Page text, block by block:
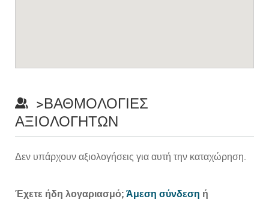
>ΒΑΘΜΟΛΟΓΊΕΣ
ΑΞΙΟΛΟΓΗΤΏΝ
Δεν υπάρχουν αξιολογήσεις για αυτή την καταχώρηση.
Έχετε ήδη λογαριασμό; Άμεση σύνδεση ή